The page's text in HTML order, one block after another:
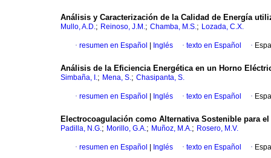
Análisis y Caracterización de la Calidad de Energía
Mullo, A.D.; Reinoso, J.M.; Chamba, M.S.; Lozada, C.X.
· resumen en Español Inglés · texto en Español ·
Análisis de la Eficiencia Energética en un Horno
Simbaña, I.; Mena, S.; Chasipanta, S.
· resumen en Español Inglés · texto en Español ·
Electrocoagulación como Alternativa Sostenible para
Padilla, N.G.; Morillo, G.A.; Muñoz, M.A.; Rosero, M.V.
· resumen en Español Inglés · texto en Español ·